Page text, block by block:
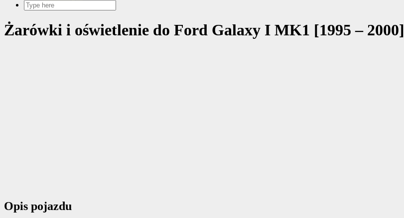
Żarówki i oświetlenie do Ford Galaxy I MK1 [1995 – 2000]
Opis pojazdu